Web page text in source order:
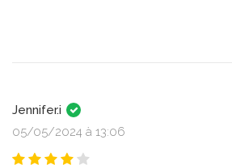
Jennifer.i
05/05/2024 à 13:06